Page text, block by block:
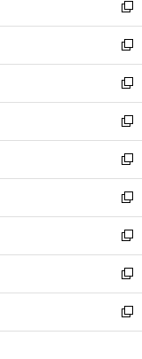
ィ
ン
ド
ウ
で
開
く
い
ウ
ィ
ン
ド
ウ
で
開
く
新
し
い
ウ
ィ
ン
ド
ウ
で
開
く
新
し
い
ウ
ィ
ン
ド
ウ
で
開
く
新
し
い
ウ
ィ
ン
ド
ウ
で
開
く
新
し
い
ウ
ィ
ン
ド
ウ
で
開
く
新
し
い
ウ
ィ
ン
ド
ウ
で
開
新
し
い
ウ
ィ
ン
ド
ウ
新
し
い
ウ
ィ
ン
新
し
い
ウ
新
し